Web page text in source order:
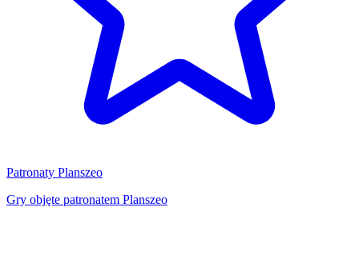
Patronaty Planszeo
Gry objęte patronatem Planszeo